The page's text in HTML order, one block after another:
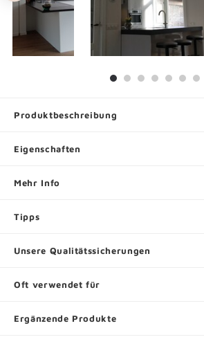
Produktbeschreibung
Eigenschaften
Mehr Info
Tipps
Unsere Qualitätssicherungen
Oft verwendet für
Ergänzende Produkte